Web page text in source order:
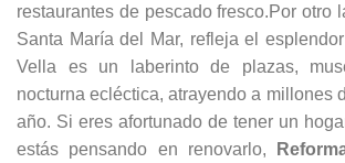
restaurantes de pescado fresco.Por otro
Santa María del Mar, refleja el
Vella es un laberinto de plazas,
nocturna ecléctica, atrayendo a millones
año. Si eres afortunado de tener un
estás pensando en renovarlo,